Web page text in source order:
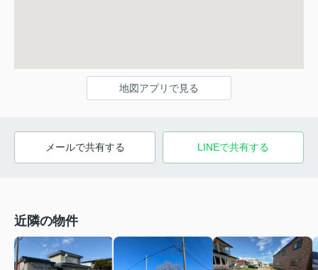
地図アプリで見る
メールで共有する LINEで共有する
近隣の物件